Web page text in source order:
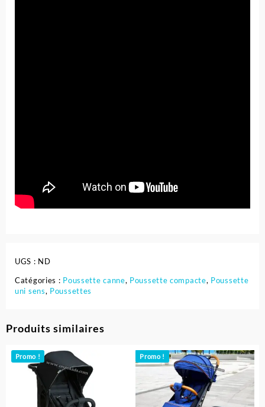
UGS : ND
Catégories : Poussette canne, Poussette compacte, Poussette
uni sens, Poussettes
Produits similaires
Promo ! Promo !